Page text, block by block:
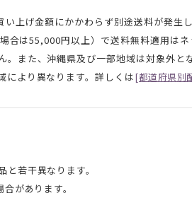
上げ金額にかかわらず別途送料が発生
合は55,000円以上）で送料無料適用は
また、沖縄県及び一部地域は対象外とな
により異なります。詳しくは[都道府県別
若干異なります。
があります。